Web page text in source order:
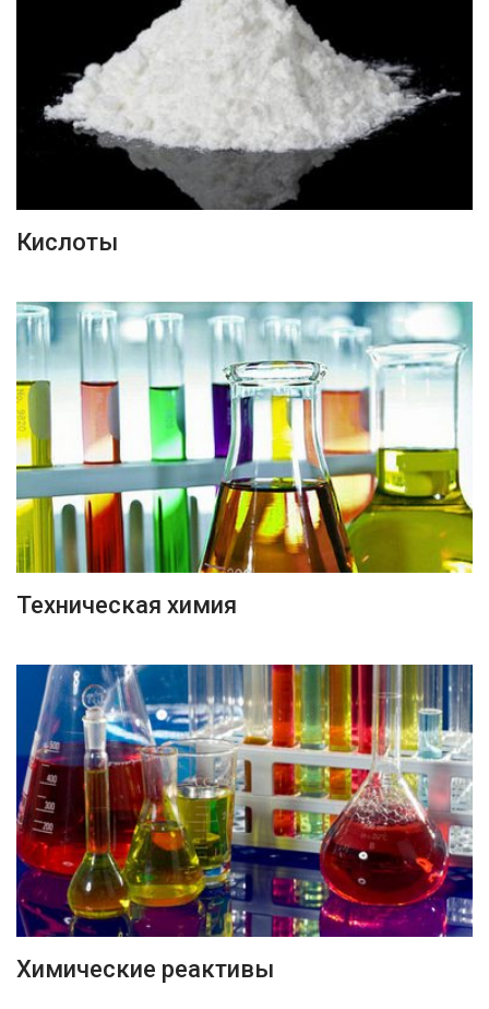
ПОДРОБНЕЕ
Кислоты
ПОДРОБНЕЕ
Техническая химия
ПОДРОБНЕЕ
Химические реактивы